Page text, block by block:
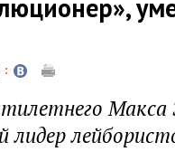
Макса
лидер